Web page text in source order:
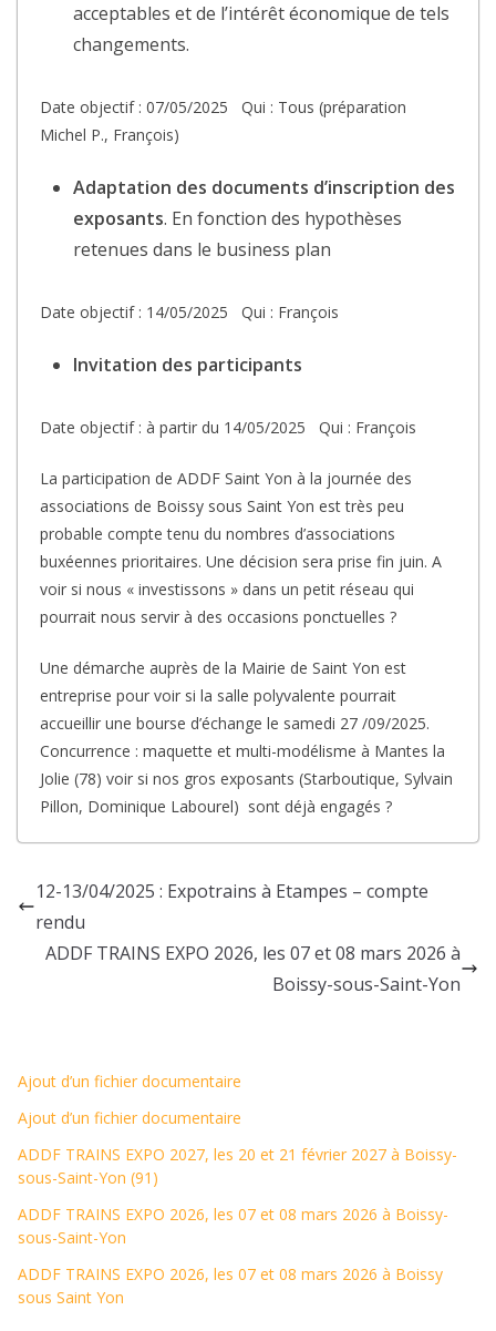
acceptables et de l’intérêt économique de tels
changements.
Date objectif : 07/05/2025 Qui : Tous (préparation
Michel P., François)
Adaptation des documents d’inscription des
exposants. En fonction des hypothèses
retenues dans le business plan
Date objectif : 14/05/2025 Qui : François
Invitation des participants
Date objectif : à partir du 14/05/2025 Qui : François
La participation de ADDF Saint Yon à la journée des
associations de Boissy sous Saint Yon est très peu
probable compte tenu du nombres d’associations
buxéennes prioritaires. Une décision sera prise fin juin. A
voir si nous « investissons » dans un petit réseau qui
pourrait nous servir à des occasions ponctuelles ?
Une démarche auprès de la Mairie de Saint Yon est
entreprise pour voir si la salle polyvalente pourrait
accueillir une bourse d’échange le samedi 27 /09/2025.
Concurrence : maquette et multi-modélisme à Mantes la
Jolie (78) voir si nos gros exposants (Starboutique, Sylvain
Pillon, Dominique Labourel) sont déjà engagés ?
12-13/04/2025 : Expotrains à Etampes – compte
rendu
ADDF TRAINS EXPO 2026, les 07 et 08 mars 2026 à
Boissy-sous-Saint-Yon
Ajout d’un fichier documentaire
Ajout d’un fichier documentaire
ADDF TRAINS EXPO 2027, les 20 et 21 février 2027 à Boissy-
sous-Saint-Yon (91)
ADDF TRAINS EXPO 2026, les 07 et 08 mars 2026 à Boissy-
sous-Saint-Yon
ADDF TRAINS EXPO 2026, les 07 et 08 mars 2026 à Boissy
sous Saint Yon